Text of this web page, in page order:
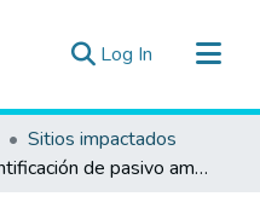
Log In (current)
Sitios impactados
Identificación de pasivo ambiental del subsector hidrocarburos con código de Ficha OEFA F00988, ubicado en el Lote I, en el distrito de La Brea Negritos de la provincia Talara del departamento de Piura